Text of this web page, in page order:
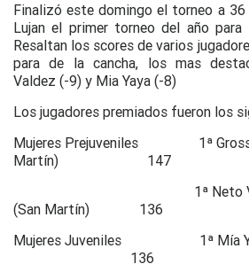
Finalizó este domingo el torneo a
Lujan el primer torneo del año
Resaltan los scores de varios
para de la cancha, los mas
Valdez (-9) y Mia Yaya (-8)
Los jugadores premiados fueron los
Mujeres Prejuveniles 1ª Gross
Martín) 147
1ª Neto Victoria
(San Martín) 136
Mujeres Juveniles 1ª Mía
136